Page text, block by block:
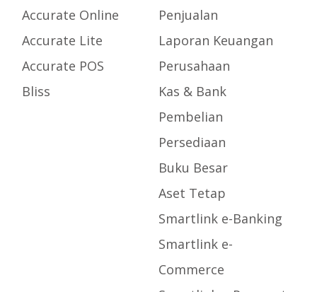
Accurate Online
Accurate Lite
Accurate POS
Bliss
Penjualan
Laporan Keuangan
Perusahaan
Kas & Bank
Pembelian
Persediaan
Buku Besar
Aset Tetap
Smartlink e-Banking
Smartlink e-
Commerce